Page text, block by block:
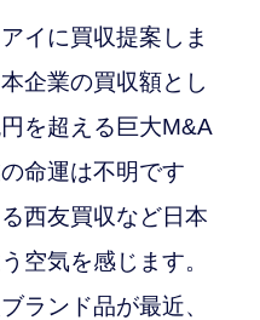
イに買収提案しま
企業の買収額とし
を超える巨大M&A
命運は不明です
西友買収など日本
空気を感じます。
ランド品が最近、